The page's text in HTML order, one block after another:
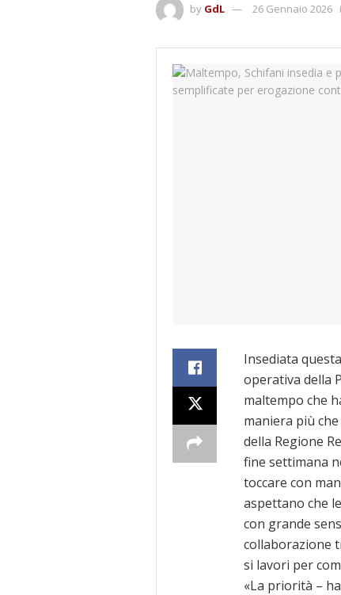
by GdL 26 Gennaio 2026
Insediata
operativa della
maltempo che
maniera più
della Regione
fine settimana
toccare con
aspettano che
con grande
collaborazione
si lavori per
«La priorità –